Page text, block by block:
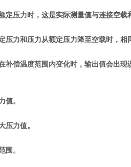
定压力时，这是实际测量值与连接空
压力和压力从额定压力降至空载时，
补偿温度范围内变化时，输出值会出
值。
压力值。
围。